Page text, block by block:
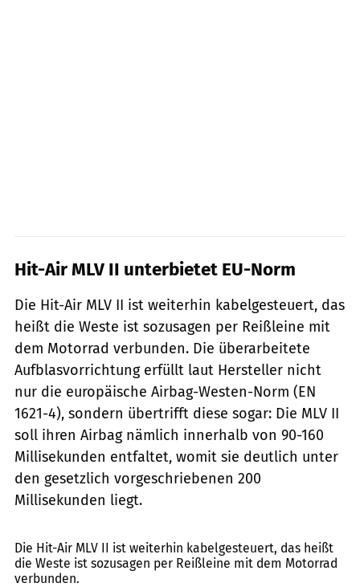
Hit-Air MLV II unterbietet EU-Norm
Die Hit-Air MLV II ist weiterhin kabelgesteuert, das
heißt die Weste ist sozusagen per Reißleine mit
dem Motorrad verbunden. Die überarbeitete
Aufblasvorrichtung erfüllt laut Hersteller nicht
nur die europäische Airbag-Westen-Norm (EN
1621-4), sondern übertrifft diese sogar: Die MLV II
soll ihren Airbag nämlich innerhalb von 90-160
Millisekunden entfaltet, womit sie deutlich unter
den gesetzlich vorgeschriebenen 200
Millisekunden liegt.
Die Hit-Air MLV II ist weiterhin kabelgesteuert, das heißt
die Weste ist sozusagen per Reißleine mit dem Motorrad
verbunden.